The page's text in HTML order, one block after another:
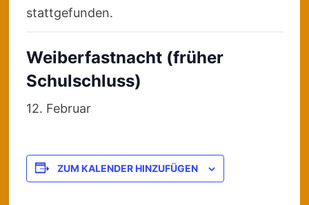
stattgefunden.
Weiberfastnacht (früher
Schulschluss)
12. Februar
ZUM KALENDER HINZUFÜGEN